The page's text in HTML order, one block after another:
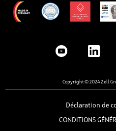
Copyright © 2024 Zell
Déclaration de
CONDITIONS